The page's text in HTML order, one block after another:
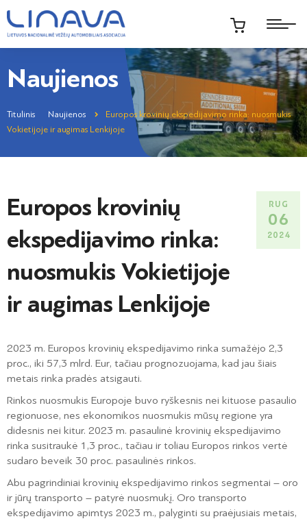
Naujienos
Titulinis Naujienos
Europos krovinių ekspedijavimo rinka: nuosmukis
Vokietijoje ir augimas Lenkijoje
Europos krovinių
ekspedijavimo rinka:
nuosmukis Vokietijoje
ir augimas Lenkijoje
RUG
06
2024
2023 m. Europos krovinių ekspedijavimo rinka sumažėjo 2,3
proc., iki 57,3 mlrd. Eur, tačiau prognozuojama, kad jau šiais
metais rinka pradės atsigauti.
Rinkos nuosmukis Europoje buvo ryškesnis nei kituose pasaulio
regionuose, nes ekonomikos nuosmukis mūsų regione yra
didesnis nei kitur. 2023 m. pasaulinė krovinių ekspedijavimo
rinka susitraukė 1,3 proc., tačiau ir toliau Europos rinkos vertė
sudaro beveik 30 proc. pasaulinės rinkos.
Abu pagrindiniai krovinių ekspedijavimo rinkos segmentai – oro
ir jūrų transporto – patyrė nuosmukį. Oro transporto
ekspedijavimo apimtys 2023 m., palyginti su praėjusiais metais,